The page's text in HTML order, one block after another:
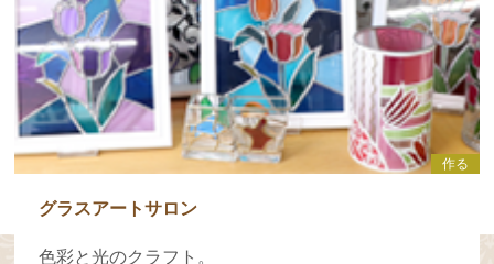
作る
グラスアートサロン
色彩と光のクラフト。